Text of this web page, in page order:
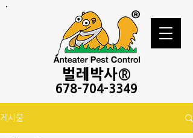
벌레 박사®
678-704-3349
게시물